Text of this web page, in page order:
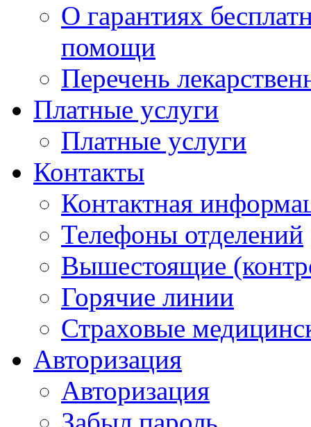
О гарантиях
помощи
Перечень
Платные услуги
Платные услуги
Контакты
Контактная
Телефоны отделений
Вышестоящие
Горячие линии
Страховые
Авторизация
Авторизация